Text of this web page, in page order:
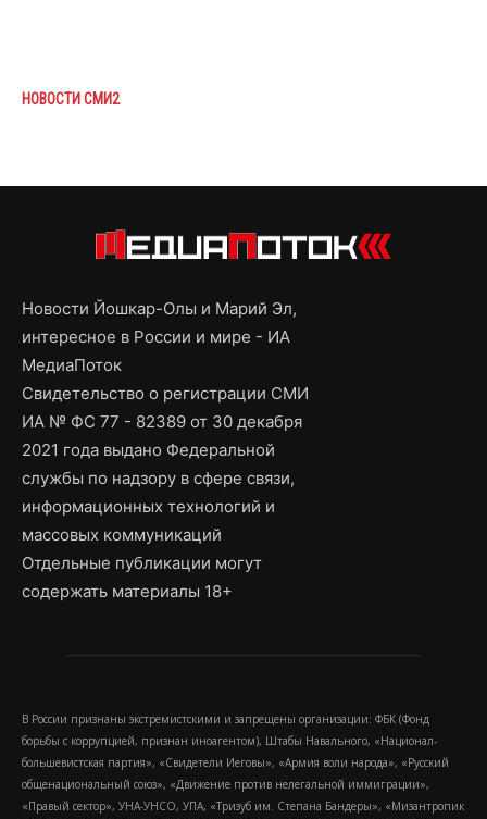
НОВОСТИ СМИ2
Новости Йошкар-Олы и Марий Эл,
интересное в России и мире - ИА
МедиаПоток
Свидетельство о регистрации СМИ
ИА № ФС 77 - 82389 от 30 декабря
2021 года выдано Федеральной
службы по надзору в сфере связи,
информационных технологий и
массовых коммуникаций
Отдельные публикации могут
содержать материалы 18+
В России признаны экстремистскими и запрещены организации: ФБК (Фонд
борьбы с коррупцией, признан иноагентом), Штабы Навального, «Национал-
большевистская партия», «Свидетели Иеговы», «Армия воли народа», «Русский
общенациональный союз», «Движение против нелегальной иммиграции»,
«Правый сектор», УНА-УНСО, УПА, «Тризуб им. Степана Бандеры», «Мизантропик